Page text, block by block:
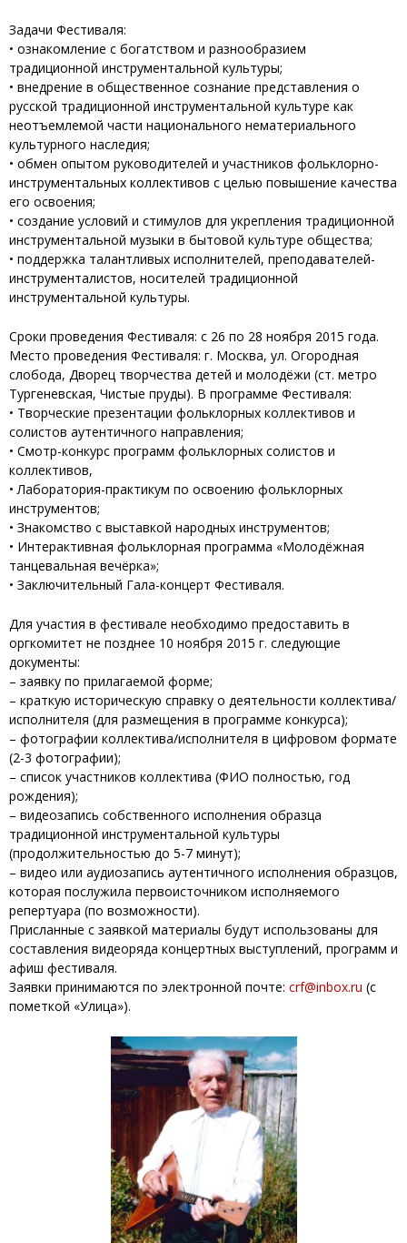
Задачи Фестиваля:
• ознакомление с богатством и разнообразием
традиционной инструментальной культуры;
• внедрение в общественное сознание представления о
русской традиционной инструментальной культуре как
неотъемлемой части национального нематериального
культурного наследия;
• обмен опытом руководителей и участников фольклорно-
инструментальных коллективов с целью повышение качества
его освоения;
• создание условий и стимулов для укрепления традиционной
инструментальной музыки в бытовой культуре общества;
• поддержка талантливых исполнителей, преподавателей-
инструменталистов, носителей традиционной
инструментальной культуры.
Сроки проведения Фестиваля: с 26 по 28 ноября 2015 года.
Место проведения Фестиваля: г. Москва, ул. Огородная
слобода, Дворец творчества детей и молодёжи (ст. метро
Тургеневская, Чистые пруды). В программе Фестиваля:
• Творческие презентации фольклорных коллективов и
солистов аутентичного направления;
• Смотр-конкурс программ фольклорных солистов и
коллективов,
• Лаборатория-практикум по освоению фольклорных
инструментов;
• Знакомство с выставкой народных инструментов;
• Интерактивная фольклорная программа «Молодёжная
танцевальная вечёрка»;
• Заключительный Гала-концерт Фестиваля.
Для участия в фестивале необходимо предоставить в
оргкомитет не позднее 10 ноября 2015 г. следующие
документы:
– заявку по прилагаемой форме;
– краткую историческую справку о деятельности коллектива/
исполнителя (для размещения в программе конкурса);
– фотографии коллектива/исполнителя в цифровом формате
(2-3 фотографии);
– список участников коллектива (ФИО полностью, год
рождения);
– видеозапись собственного исполнения образца
традиционной инструментальной культуры
(продолжительностью до 5-7 минут);
– видео или аудиозапись аутентичного исполнения образцов,
которая послужила первоисточником исполняемого
репертуара (по возможности).
Присланные с заявкой материалы будут использованы для
составления видеоряда концертных выступлений, программ и
афиш фестиваля.
Заявки принимаются по электронной почте: crf@inbox.ru (с
пометкой «Улица»).